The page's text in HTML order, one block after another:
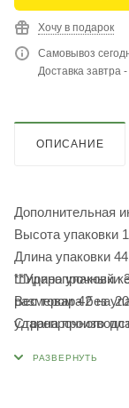
Хочу в подарок
Самовывоз
Доставка завтра
ОПИСАНИЕ
Дополнительная
Высота упаковки
Длина упаковки
Ширина упаковки
Вес товара без
Страна
**Ударопрочный
размером 42 на
ударопрочного